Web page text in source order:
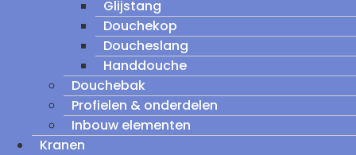
Glijstang
Douchekop
Doucheslang
Handdouche
Douchebak
Profielen & onderdelen
Inbouw elementen
Kranen